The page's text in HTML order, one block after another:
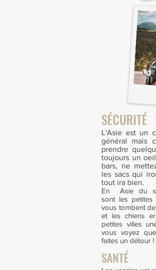
SÉCURITÉ
L'Asie est un
général mais
prendre
toujours un
bars, ne
les sacs qui
tout ira bien.
En Asie du
sont les petites
vous tombent
et les chiens
petites villes
vous voyez
faites un détour !
SANTÉ